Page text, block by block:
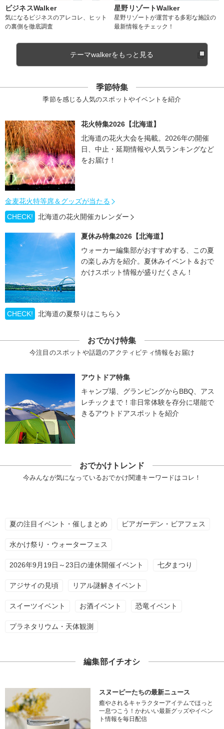
ビジネスWalker
気になるビジネスのアレコレ、ヒット
の裏側を徹底調査
星野リゾートWalker
星野リゾートが運営する多彩な施設の
最新情報をチェック！
テーマwalkerをもっと見る
季節特集
季節を感じる人気のスポットやイベントを紹介
花火特集2026【北海道】
北海道の花火大会を掲載。2026年の開催
日、中止・延期情報や人気ランキングなど
をお届け！
金麦花火特等席＆グッズが当たる
CHECK!
北海道の花火開催カレンダー
夏休み特集2026【北海道】
ウォーカー編集部がおすすめする、この夏
の楽しみ方を紹介。夏休みイベント＆おで
かけスポット情報が盛りだくさん！
CHECK! 北海道の夏祭りはこちら
おでかけ特集
今注目のスポットや話題のアクティビティ情報をお届け
アウトドア特集
キャンプ場、グランピングからBBQ、アス
レチックまで！非日常体験を存分に堪能で
きるアウトドアスポットを紹介
おでかけトレンド
今みんなが気になっているおでかけ関連キーワードはコレ！
夏の注目イベント・催しまとめ ビアガーデン・ビアフェス
水かけ祭り・ウォーターフェス
2026年9月19日～23日の連休開催イベント 七夕まつり
アジサイの見頃 リアル謎解きイベント
スイーツイベント お酒イベント 恐竜イベント
プラネタリウム・天体観測
編集部イチオシ
スヌーピーたちの最新ニュース
癒やされるキャラクターアイテムでほっと
一息つこう！かわいい最新グッズやイベン
ト情報を毎日配信